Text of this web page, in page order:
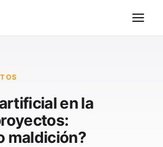
en la
maldición?